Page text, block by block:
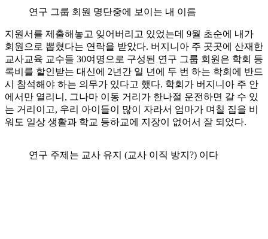
연구 그룹 회원 명단중에 보이는 내 이름
지원서를 제출해놓고 잊어버리고 있었는데 9월 초순에 내가
회원으로 뽑혔다는 연락을 받았다. 버지니아 주 곳곳에 산재한
교사교육 교수들 30여명으로 구성된 연구 그룹 회원은 학회 등
록비를 할인받는 대신에 2년간 일 년에 두 번 하는 학회에 반드
시 참석해야 하는 의무가 있다고 했다. 학회가 버지니아 주 안
에서만 열리니, 그나마 이동 거리가 한나절 운전하면 갈 수 있
는 거리이고, 우리 아이들이 많이 자라서 엄마가 며칠 집을 비
워도 일상 생활과 학교 등하교에 지장이 없어서 잘 되었다.
연구 주제는 교사 유지 (교사 이직 방지?) 이다